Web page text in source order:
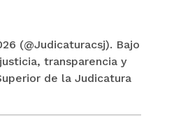
(@Judicaturacsj). Bajo
transparencia y
de la Judicatura